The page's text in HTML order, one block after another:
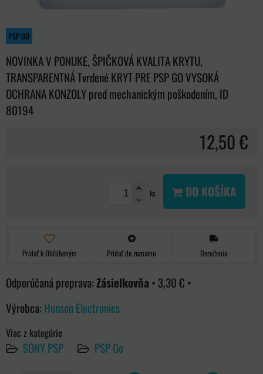
PSP GO
NOVINKA V PONUKE, ŠPIČKOVÁ KVALITA KRYTU,
TRANSPARENTNÁ Tvrdené KRYT PRE PSP GO VYSOKÁ
OCHRANA KONZOLY pred mechanickým poškodením, ID
80194
12,50 €
ks DO KOŠÍKA
Pridať k Obľúbeným Pridať do zoznamu Doručenia
Zásielkovňa • 3,30 € •
Výrobca: Honson Electronics
Viac z kategórie
SONY PSP PSP Go